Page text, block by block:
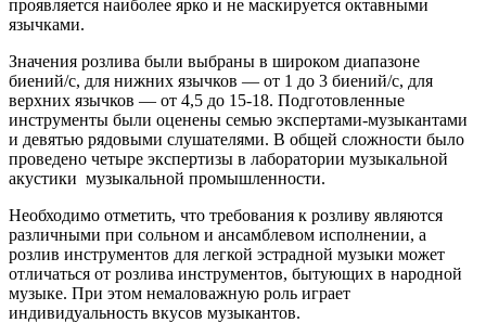
проявляется наиболее ярко и не маскируется октавными
язычками.
Значения розлива были выбраны в широком диапазоне
биений/с, для нижних язычков — от 1 до 3 биений/с, для
верхних язычков — от 4,5 до 15-18. Подготовленные
инструменты были оценены семью экспертами-музыкантами
и девятью рядовыми слушателями. В общей сложности было
проведено четыре экспертизы в лаборатории музыкальной
акустики музыкальной промышленности.
Необходимо отметить, что требования к розливу являются
различными при сольном и ансамблевом исполнении, а
розлив инструментов для легкой эстрадной музыки может
отличаться от розлива инструментов, бытующих в народной
музыке. При этом немаловажную роль играет
индивидуальность вкусов музыкантов.